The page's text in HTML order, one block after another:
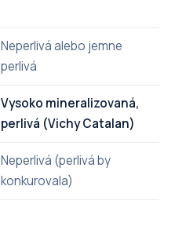
Neperlivá alebo jemne
perlivá
Vysoko mineralizovaná,
perlivá (Vichy Catalan)
Neperlivá (perlivá by
konkurovala)